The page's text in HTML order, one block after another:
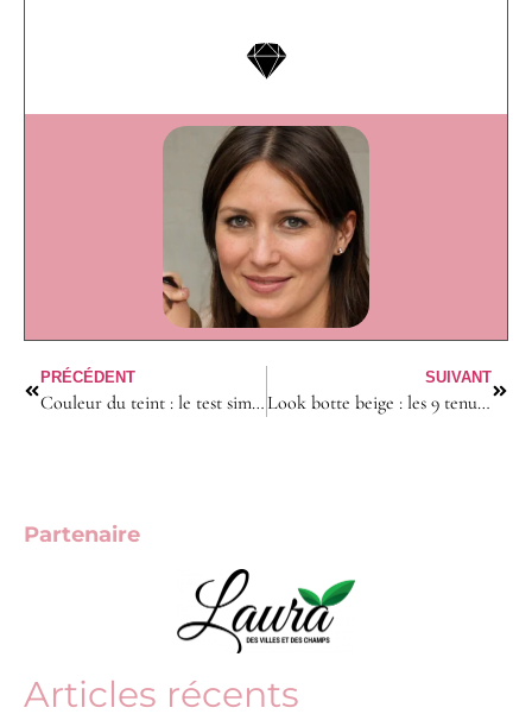
PRÉCÉDENT
Couleur du teint : le test simple pour trouver son sous-ton?
SUIVANT
Look botte beige : les 9 tenues stylées pour femme
Partenaire
Articles récents